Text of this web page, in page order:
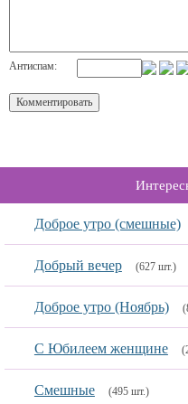
Антиспам:
Доброе утро (смешные)
Добрый вечер (627 шт.)
Доброе утро (Ноябрь)
С Юбилеем женщине
Смешные (495 шт.)